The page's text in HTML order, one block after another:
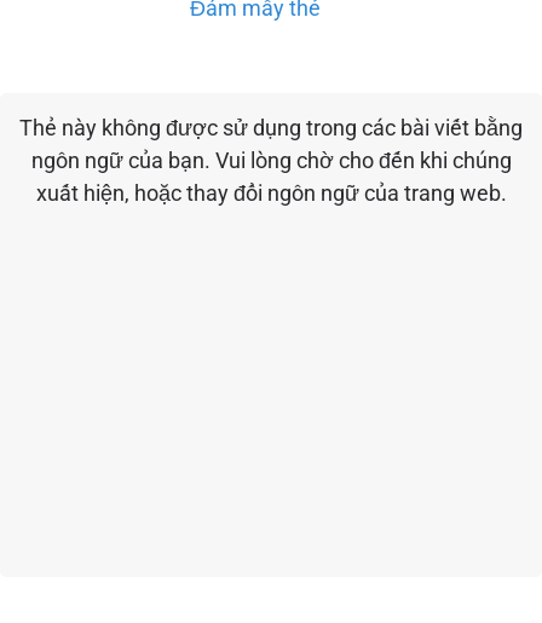
Đám mây thẻ